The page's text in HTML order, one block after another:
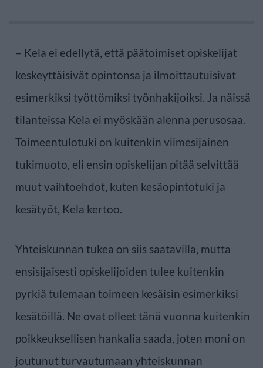
– Kela ei edellytä, että päätoimiset opiskelijat
keskeyttäisivät opintonsa ja ilmoittautuisivat
esimerkiksi työttömiksi työnhakijoiksi. Ja näissä
tilanteissa Kela ei myöskään alenna perusosaa.
Toimeentulotuki on kuitenkin viimesijainen
tukimuoto, eli ensin opiskelijan pitää selvittää
muut vaihtoehdot, kuten kesäopintotuki ja
kesätyöt, Kela kertoo.
Yhteiskunnan tukea on siis saatavilla, mutta
ensisijaisesti opiskelijoiden tulee kuitenkin
pyrkiä tulemaan toimeen kesäisin esimerkiksi
kesätöillä. Ne ovat olleet tänä vuonna kuitenkin
poikkeuksellisen hankalia saada, joten moni on
joutunut turvautumaan yhteiskunnan